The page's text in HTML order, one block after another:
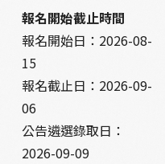
報名開始截止時間
報名開始日： 2026-08-
15
報名截止日： 2026-09-
06
公告遴選錄取日：
2026-09-09